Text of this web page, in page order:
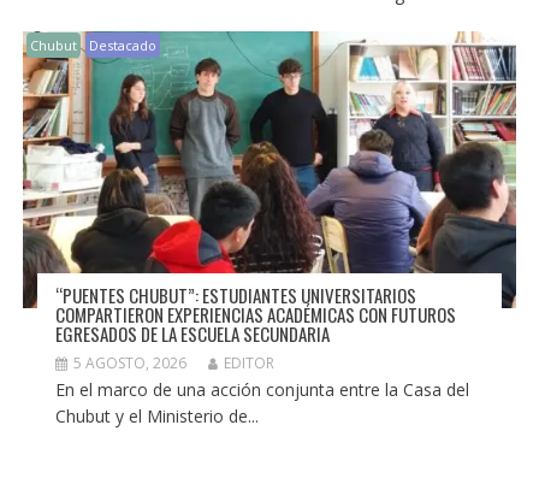
Chubut Destacado
“PUENTES CHUBUT”: ESTUDIANTES UNIVERSITARIOS
COMPARTIERON EXPERIENCIAS ACADÉMICAS CON FUTUROS
EGRESADOS DE LA ESCUELA SECUNDARIA
5 AGOSTO, 2026 EDITOR
En el marco de una acción conjunta entre la Casa del
Chubut y el Ministerio de...